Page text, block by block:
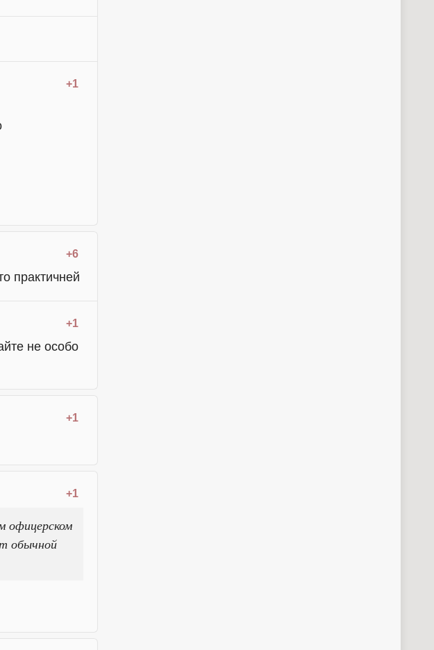
+1
+6
практичней
+1
не особо
+1
+1
офицерском
обычной